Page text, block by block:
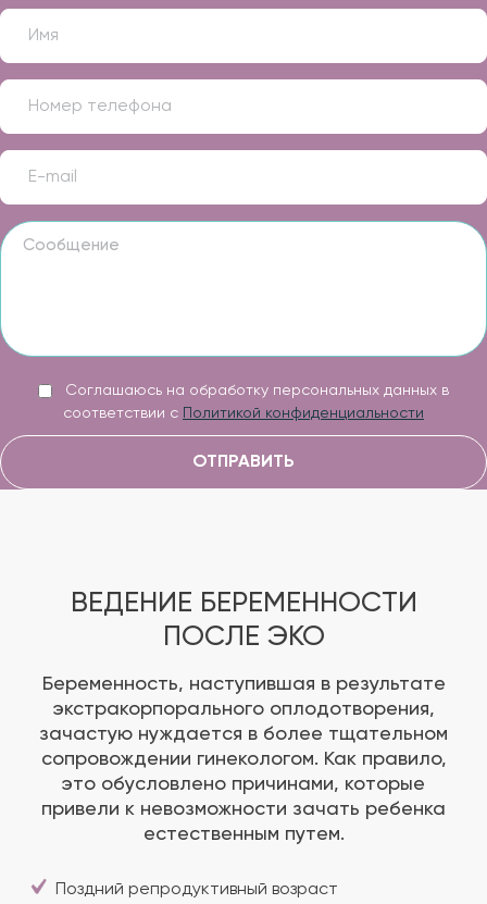
Соглашаюсь на обработку персональных данных в
соответствии с
Политикой конфиденциальности
ОТПРАВИТЬ
ВЕДЕНИЕ БЕРЕМЕННОСТИ
ПОСЛЕ ЭКО
Беременность, наступившая в результате
экстракорпорального оплодотворения,
зачастую нуждается в более тщательном
сопровождении гинекологом. Как правило,
это обусловлено причинами, которые
привели к невозможности зачать ребенка
естественным путем.
Поздний репродуктивный возраст